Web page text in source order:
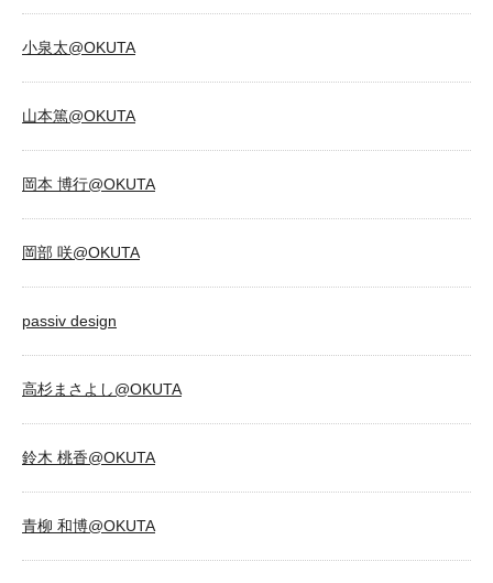
小泉太@OKUTA
山本篤@OKUTA
岡本 博行@OKUTA
岡部 咲@OKUTA
passiv design
高杉まさよし@OKUTA
鈴木 桃香@OKUTA
青柳 和博@OKUTA